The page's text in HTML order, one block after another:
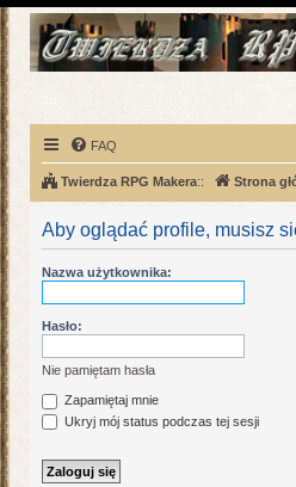
FAQ
Twierdza RPG Makera:: Strona
Aby oglądać profile, musisz
Nazwa użytkownika:
Hasło:
Nie pamiętam hasła
Zapamiętaj mnie
Ukryj mój status podczas tej sesji